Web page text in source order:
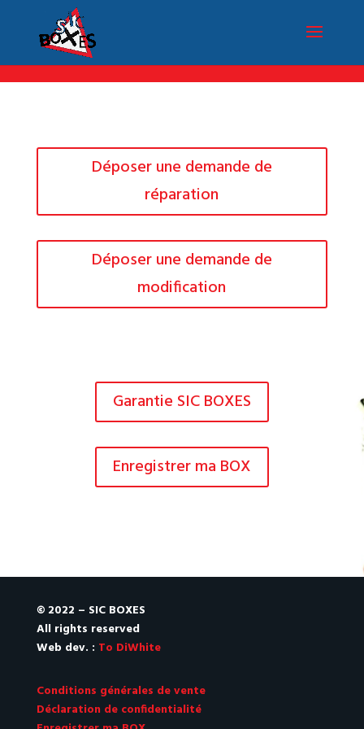
/*Menu par langue*/
Déposer une demande de
réparation
Déposer une demande de
modification
Garantie SIC BOXES
Enregistrer ma BOX
© 2022 – SIC BOXES
All rights reserved
Web dev. : To DiWhite
Conditions générales de vente
Déclaration de confidentialité